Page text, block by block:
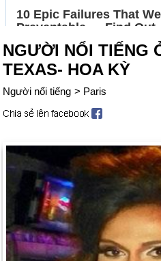
NGƯỜI NỔI TIẾNG
TEXAS- HOA KỲ
Người nổi tiếng > Paris